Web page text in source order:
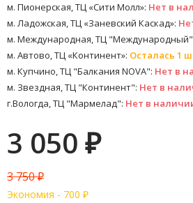
м. Пионерская, ТЦ «Сити Молл»: Нет в
м. Ладожская, ТЦ «Заневский Каскад»:
м. Международная, ТЦ
м. Автово, ТЦ «Континент»: Осталась 1
м. Купчино, ТЦ "Балкания NOVA": Нет в
м. Звездная, ТЦ "Континент": Нет в
г.Вологда, ТЦ "Мармелад": Нет в
3 050 ₽
3 750₽
Экономия - 700 ₽